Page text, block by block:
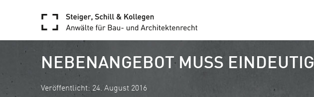
NEBENANGEBOT MUSS
Veröffentlicht: 24. August 2016